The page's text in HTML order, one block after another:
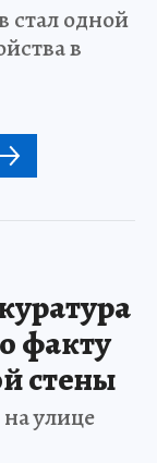
стал одной
в
факту
стены
улице